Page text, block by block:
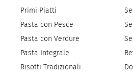
Primi Piatti
Pasta con Pesce
Pasta con Verdure
Pasta Integrale
Risotti Tradizionali